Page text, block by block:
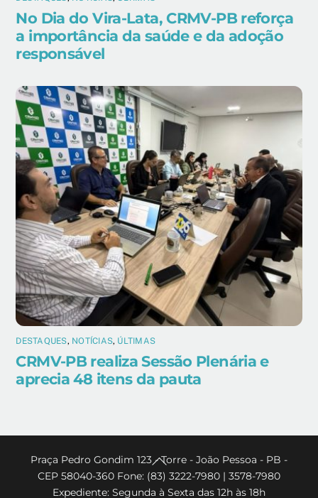
No Dia do Vira-Lata, CRMV-PB reforça
a importância da saúde e da adoção
responsável
DESTAQUES, NOTÍCIAS, ÚLTIMAS
CRMV-PB realiza Sessão Plenária e
aprecia 48 itens da pauta
Back
To
Top
Praça Pedro Gondim 123 - Torre - João Pessoa - PB -
CEP 58040-360 Fone: (83) 3222-7980 | 3578-7980
Expediente: Segunda à Sexta das 12h às 18h